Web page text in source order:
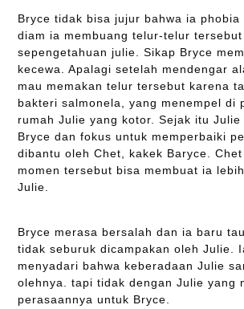
Bryce tidak bisa jujur bahwa ia
diam ia membuang telur-telur tersebut
sepengetahuan julie. Sikap Bryce
kecewa. Apalagi setelah mendengar
mau memakan telur tersebut karena
bakteri salmonela, yang menempel di
rumah Julie yang kotor. Sejak itu Julie
Bryce dan fokus untuk memperbaiki
dibantu oleh Chet, kakek Baryce. Chet
momen tersebut bisa membuat ia
Julie.
Bryce merasa bersalah dan ia baru
tidak seburuk dicampakan oleh Julie.
menyadari bahwa keberadaan Julie
olehnya. tapi tidak dengan Julie yang
perasaannya untuk Bryce.